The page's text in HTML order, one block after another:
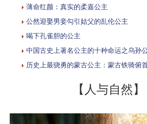
薄命红颜：真实的柔嘉公主
公然迎娶男妾勾引姑父的乱伦公主
喝下孔雀胆的公主
中国古史上著名公主的十种命运之乌孙
历史上最骁勇的蒙古公主：蒙古铁骑俯
【人与自然】